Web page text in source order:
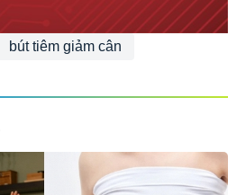
bút tiêm giảm cân